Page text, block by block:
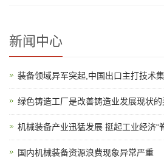
新闻中心
装备领域异军突起,中国出口主打技术
绿色铸造工厂是改善铸造业发展现状的
机械装备产业迅猛发展 挺起工业经济“
国内机械装备资源浪费现象异常严重